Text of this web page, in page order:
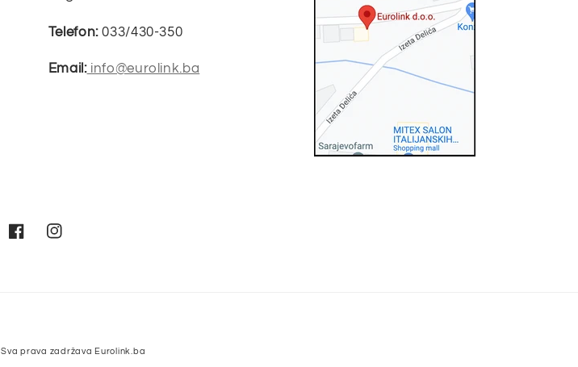
Telefon:033/430-350
Email:info@eurolink.ba
FacebookInstagram
Sva prava zadržava Eurolink.ba